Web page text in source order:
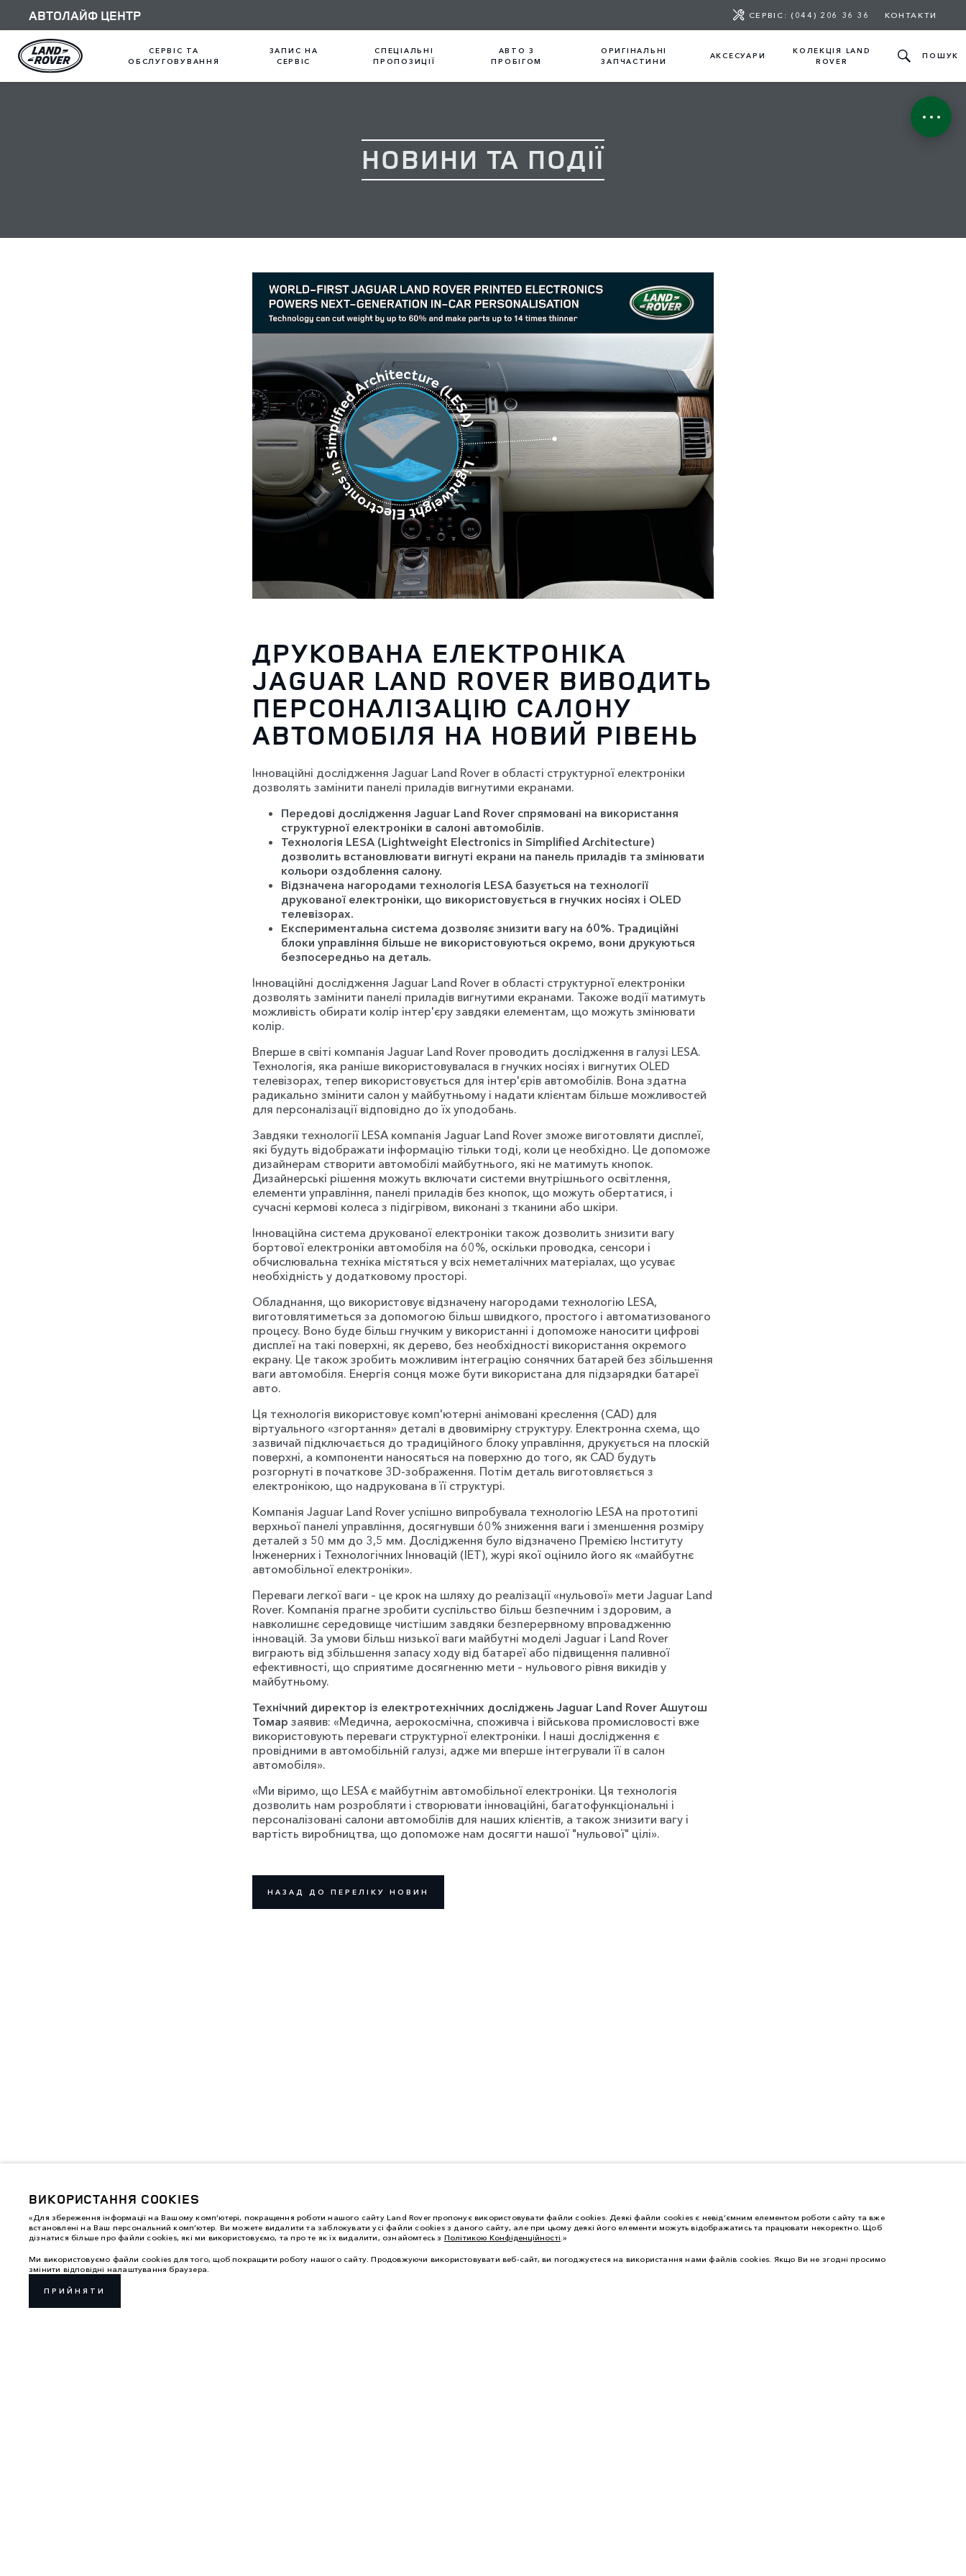
ВИКОРИСТАННЯ COOKIES
«Для збереження інформаціі на Вашому комп’ютері, покращення роботи нашого сайту Land Rover пропонує використовувати файли cookies. Деякі файли cookies є невід’ємним елементом роботи сайту та вже
встановлені на Ваш персональний комп’ютер. Ви можете видалити та заблокувати усі файли cookies з даного сайту, але при цьому деякі його елементи можуть відображатись та працювати некоректно. Щоб
дізнатися більше про файли cookies, які ми використовуємо, та про те як їх видалити, ознайомтесь з Політикою Конфіденційності.»
Ми використовуємо файли cookies для того, щоб покращити роботу нашого сайту. Продовжуючи використовувати веб-сайт, ви погоджуєтеся на використання нами файлів cookies. Якщо Ви не згодні просимо
змінити відповідні налаштування браузера.
ПРИЙНЯТИ
АВТОЛАЙФ ЦЕНТР СЕРВІС: (044) 206 36 36 КОНТАКТИ
СЕРВІС ТА
ОБСЛУГОВУВАННЯ
ЗАПИС НА
СЕРВІС
СПЕЦІАЛЬНІ
ПРОПОЗИЦІЇ
АВТО З
ПРОБІГОМ
ОРИГІНАЛЬНІ
ЗАПЧАСТИНИ
АКСЕСУАРИ
КОЛЕКЦІЯ LAND
ROVER
ПОШУК
НОВИНИ ТА ПОДІЇ
ДРУКОВАНА ЕЛЕКТРОНІКА
JAGUAR LAND ROVER ВИВОДИТЬ
ПЕРСОНАЛІЗАЦІЮ САЛОНУ
АВТОМОБІЛЯ НА НОВИЙ РІВЕНЬ
Інноваційні дослідження Jaguar Land Rover в області структурної електроніки
дозволять замінити панелі приладів вигнутими екранами.
Передові дослідження Jaguar Land Rover спрямовані на використання
структурної електроніки в салоні автомобілів.
Технологія LESA (Lightweight Electronics in Simplified Architecture)
дозволить встановлювати вигнуті екрани на панель приладів та змінювати
кольори оздоблення салону.
Відзначена нагородами технологія LESA базується на технології
друкованої електроніки, що використовується в гнучких носіях і OLED
телевізорах.
Експериментальна система дозволяє знизити вагу на 60%. Традиційні
блоки управління більше не використовуються окремо, вони друкуються
безпосередньо на деталь.
Інноваційні дослідження Jaguar Land Rover в області структурної електроніки
дозволять замінити панелі приладів вигнутими екранами. Такоже водії матимуть
можливість обирати колір інтер'єру завдяки елементам, що можуть змінювати
колір.
Вперше в світі компанія Jaguar Land Rover проводить дослідження в галузі LESA.
Технологія, яка раніше використовувалася в гнучких носіях і вигнутих OLED
телевізорах, тепер використовується для інтер'єрів автомобілів. Вона здатна
радикально змінити салон у майбутньому і надати клієнтам більше можливостей
для персоналізації відповідно до їх уподобань.
Завдяки технології LESA компанія Jaguar Land Rover зможе виготовляти дисплеї,
які будуть відображати інформацію тільки тоді, коли це необхідно. Це допоможе
дизайнерам створити автомобілі майбутнього, які не матимуть кнопок.
Дизайнерські рішення можуть включати системи внутрішнього освітлення,
елементи управління, панелі приладів без кнопок, що можуть обертатися, і
сучасні кермові колеса з підігрівом, виконані з тканини або шкіри.
Інноваційна система друкованої електроніки також дозволить знизити вагу
бортової електроніки автомобіля на 60%, оскільки проводка, сенсори і
обчислювальна техніка містяться у всіх неметалічних матеріалах, що усуває
необхідність у додатковому просторі.
Обладнання, що використовує відзначену нагородами технологію LESA,
виготовлятиметься за допомогою більш швидкого, простого і автоматизованого
процесу. Воно буде більш гнучким у використанні і допоможе наносити цифрові
дисплеї на такі поверхні, як дерево, без необхідності використання окремого
екрану. Це також зробить можливим інтеграцію сонячних батарей без збільшення
ваги автомобіля. Енергія сонця може бути використана для підзарядки батареї
авто.
Ця технологія використовує комп'ютерні анімовані креслення (CAD) для
віртуального «згортання» деталі в двовимірну структуру. Електронна схема, що
зазвичай підключається до традиційного блоку управління, друкується на плоскій
поверхні, а компоненти наносяться на поверхню до того, як CAD будуть
розгорнуті в початкове 3D-зображення. Потім деталь виготовляється з
електронікою, що надрукована в її структурі.
Компанія Jaguar Land Rover успішно випробувала технологію LESA на прототипі
верхньої панелі управління, досягнувши 60% зниження ваги і зменшення розміру
деталей з 50 мм до 3,5 мм. Дослідження було відзначено Премією Інституту
Інженерних і Технологічних Інновацій (IET), журі якої оцінило його як «майбутнє
автомобільної електроніки».
Переваги легкої ваги – це крок на шляху до реалізації «нульової» мети Jaguar Land
Rover. Компанія прагне зробити суспільство більш безпечним і здоровим, а
навколишнє середовище чистішим завдяки безперервному впровадженню
інновацій. За умови більш низької ваги майбутні моделі Jaguar і Land Rover
виграють від збільшення запасу ходу від батареї або підвищення паливної
ефективності, що сприятиме досягненню мети – нульового рівня викидів у
майбутньому.
Технічний директор із електротехнічних досліджень Jaguar Land Rover Ашутош
Томар заявив: «Медична, аерокосмічна, споживча і військова промисловості вже
використовують переваги структурної електроніки. І наші дослідження є
провідними в автомобільній галузі, адже ми вперше інтегрували її в салон
автомобіля».
«Ми віримо, що LESA є майбутнім автомобільної електроніки. Ця технологія
дозволить нам розробляти і створювати інноваційні, багатофункціональні і
персоналізовані салони автомобілів для наших клієнтів, а також знизити вагу і
вартість виробництва, що допоможе нам досягти нашої "нульової" цілі».
НАЗАД ДО ПЕРЕЛІКУ НОВИН